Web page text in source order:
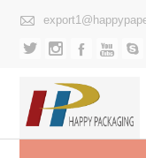

    